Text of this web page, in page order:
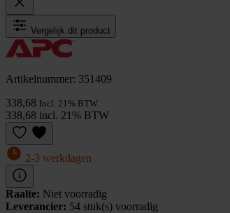
Vergelijk dit product
Artikelnummer: 351409
338,68 Incl. 21% BTW
338,68 incl. 21% BTW
2-3 werkdagen
Raalte: Niet voorradig
Leverancier: 54 stuk(s) voorradig